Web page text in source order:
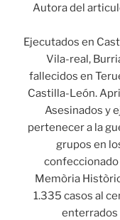
Autora del
Ejecutados en
Vila-real,
fallecidos en
Castilla-León.
Asesinados y
pertenecer a la
grupos en
confeccionado
Memòria
1.335 casos al
enterrados